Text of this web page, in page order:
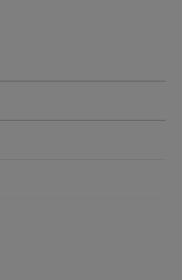
されるイギリス
受賞したハンドメ
チメントが上品な